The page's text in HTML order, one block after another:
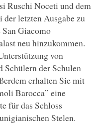
Ruschi Noceti und dem
der letzten Ausgabe zu
Giacomo
neu hinzukommen.
von
Schülern der Schulen
erhalten Sie mit
Barocca” eine
für das Schloss
Stelen.